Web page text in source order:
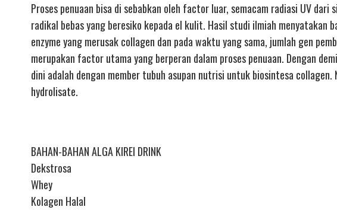
Proses penuaan bisa di sebabkan oleh factor luar, semacam radiasi UV
radikal bebas yang beresiko kepada el kulit. Hasil studi ilmiah menyatakan
enzyme yang merusak collagen dan pada waktu yang sama, jumlah gen
merupakan factor utama yang berperan dalam proses penuaan. Dengan
dini adalah dengan member tubuh asupan nutrisi untuk biosintesa
hydrolisate.
BAHAN-BAHAN ALGA KIREI DRINK
Dekstrosa
Whey
Kolagen Halal